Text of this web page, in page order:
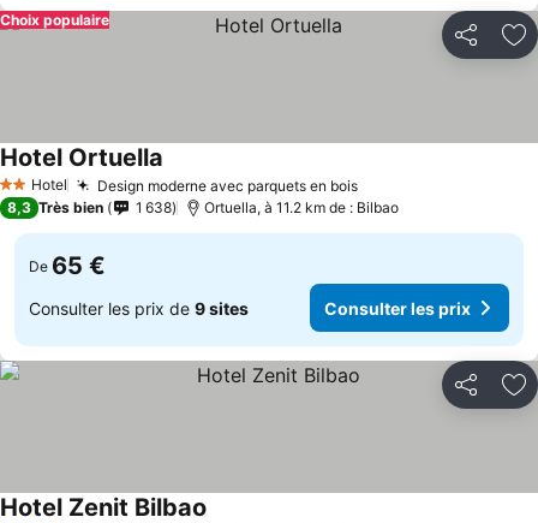
Partager
Choix populaire
2 Étoiles
Hotel Design moderne avec parquets en boisConsulter les prix
Hotel Ortuella
8,3 Très bien 1 638 Ortuella, à 11.2 km de : Bilbao
De 65 €
Consulter les prix de 9 sites Consulter les prix
Partager
Hotel Zenit Bilbao